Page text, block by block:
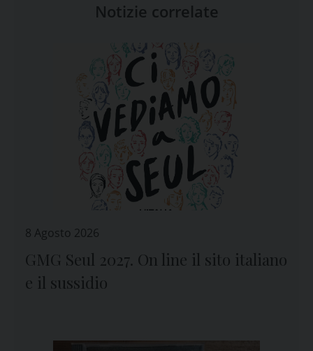
Notizie correlate
8 Agosto 2026
GMG Seul 2027. On line il sito italiano
e il sussidio